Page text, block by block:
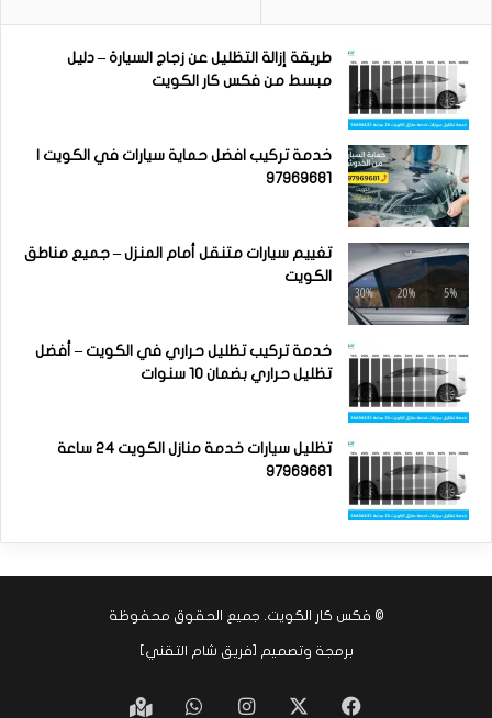
طريقة إزالة التظليل عن زجاج السيارة – دليل
مبسط من فكس كار الكويت
خدمة تركيب افضل حماية سيارات في الكويت |
97969681
تغييم سيارات متنقل أمام المنزل – جميع مناطق
الكويت
خدمة تركيب تظليل حراري في الكويت – أفضل
تظليل حراري بضمان 10 سنوات
تظليل سيارات خدمة منازل الكويت 24 ساعة
97969681
© فكس كار الكويت. جميع الحقوق محفوظة
برمجة وتصميم [فريق شام التقني]
فيسبوك انستقرامواتسابGoogle